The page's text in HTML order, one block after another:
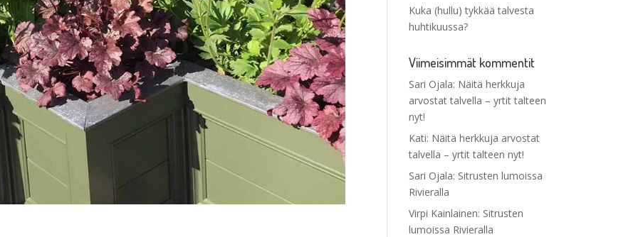
Kuka (hullu) tykkää talvesta
huhtikuussa?
Viimeisimmät kommentit
Sari Ojala: Näitä herkkuja
arvostat talvella – yrtit talteen
nyt!
Kati: Näitä herkkuja arvostat
talvella – yrtit talteen nyt!
Sari Ojala: Sitrusten lumoissa
Rivieralla
Virpi Kainlainen: Sitrusten
lumoissa Rivieralla